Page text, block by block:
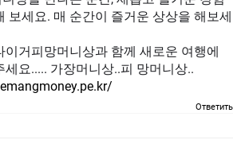
보세요. 매 순간이 즐거운 상상을 해보세
이거피망머니상과 함께 새로운 여행에
세요..... 가장머니상..피 망머니상..
Ответить